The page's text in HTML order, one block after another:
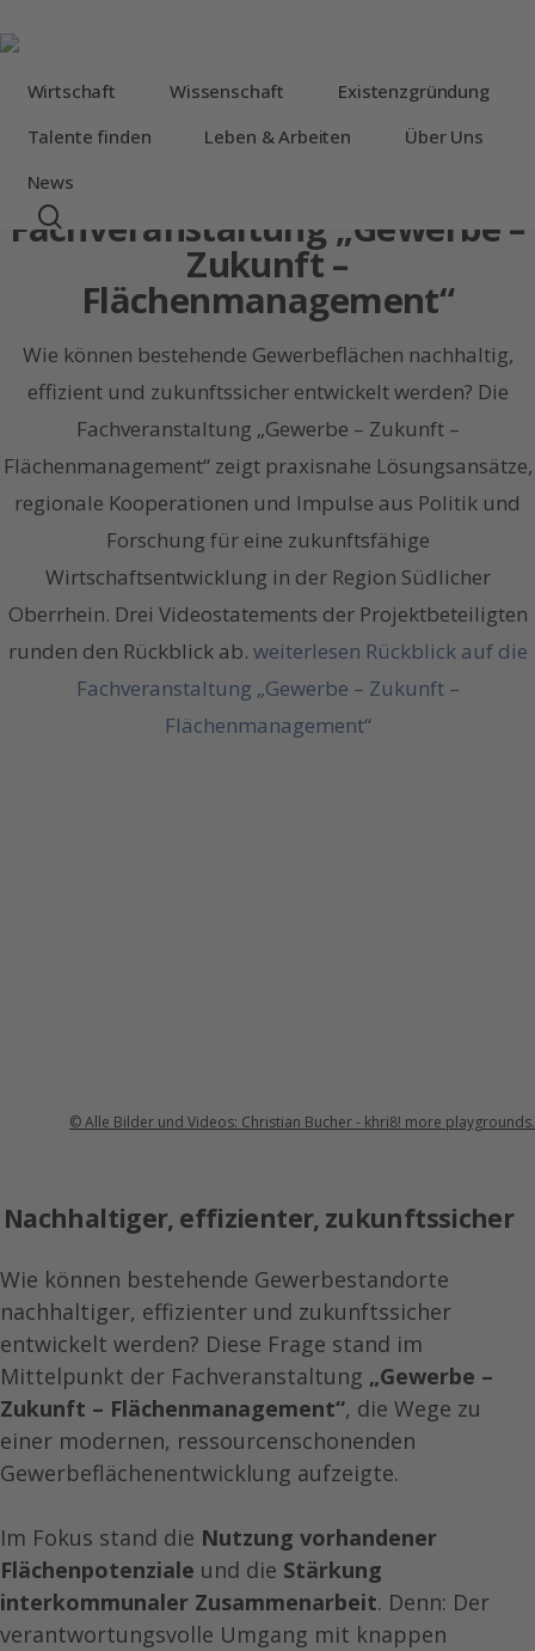
to
main
content
Wirtschaft Wissenschaft
Existenzgründung
Talente finden
Leben & Arbeiten
Über Uns
News
Wirtschaft Neuigkeiten
Fachveranstaltung „Gewerbe –
Zukunft –
Flächenmanagement“
Wie können bestehende Gewerbeflächen nachhaltig,
effizient und zukunftssicher entwickelt werden? Die
Fachveranstaltung „Gewerbe – Zukunft –
Flächenmanagement“ zeigt praxisnahe Lösungsansätze,
regionale Kooperationen und Impulse aus Politik und
Forschung für eine zukunftsfähige
Wirtschaftsentwicklung in der Region Südlicher
Oberrhein. Drei Videostatements der Projektbeteiligten
runden den Rückblick ab. weiterlesen Rückblick auf die
Fachveranstaltung „Gewerbe – Zukunft –
Flächenmanagement“
© Alle Bilder und Videos: Christian Bucher - khri8! more playgrounds.
Nachhaltiger, effizienter, zukunftssicher
Wie können bestehende Gewerbestandorte
nachhaltiger, effizienter und zukunftssicher
entwickelt werden? Diese Frage stand im
Mittelpunkt der Fachveranstaltung „Gewerbe –
Zukunft – Flächenmanagement“, die Wege zu
einer modernen, ressourcenschonenden
Gewerbeflächenentwicklung aufzeigte.
Im Fokus stand die Nutzung vorhandener
Flächenpotenziale und die Stärkung
interkommunaler Zusammenarbeit. Denn: Der
verantwortungsvolle Umgang mit knappen